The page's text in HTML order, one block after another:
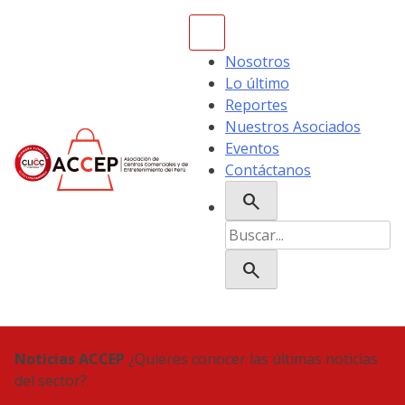
Nosotros
Lo último
Reportes
Nuestros Asociados
Eventos
Contáctanos
search
Buscar:
search
Noticias ACCEP ¿Quieres conocer las últimas noticias
del sector?